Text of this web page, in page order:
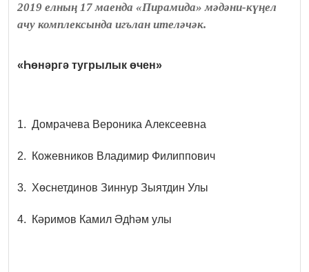
2019 елның 17 маенда «Пирамида» мәдәни-күңел
ачу комплексында игълан ителәчәк.
«Һөнәргә тугрылык өчен»
1. Домрачева Вероника Алексеевна
2. Кожевников Владимир Филиппович
3. Хөснетдинов Зиннур Зыятдин Улы
4. Кәримов Камил Әдһәм улы